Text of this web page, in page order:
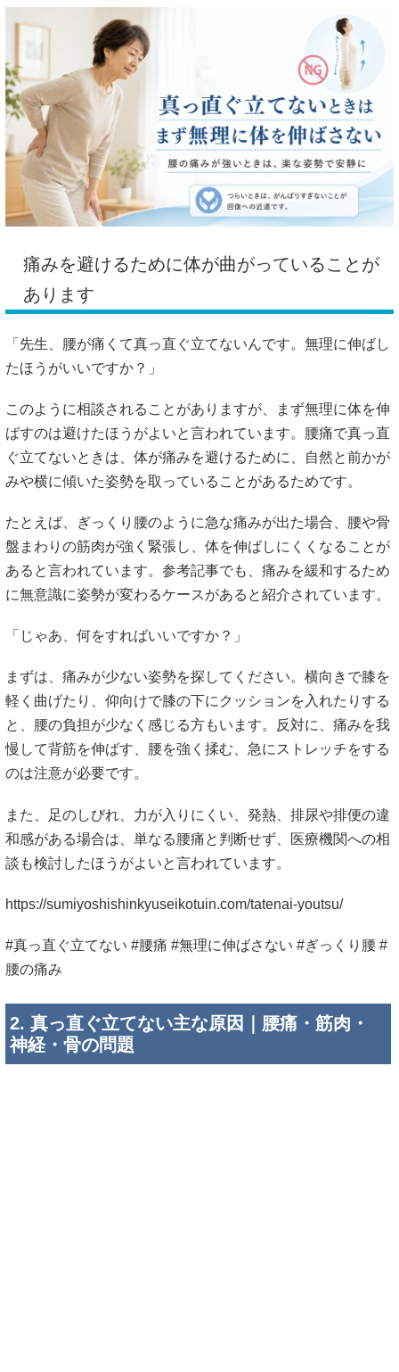
痛みを避けるために体が曲がっていることが
あります
「先生、腰が痛くて真っ直ぐ立てないんです。無理に伸ばし
たほうがいいですか？」
このように相談されることがありますが、まず無理に体を伸
ばすのは避けたほうがよいと言われています。腰痛で真っ直
ぐ立てないときは、体が痛みを避けるために、自然と前かが
みや横に傾いた姿勢を取っていることがあるためです。
たとえば、ぎっくり腰のように急な痛みが出た場合、腰や骨
盤まわりの筋肉が強く緊張し、体を伸ばしにくくなることが
あると言われています。参考記事でも、痛みを緩和するため
に無意識に姿勢が変わるケースがあると紹介されています。
「じゃあ、何をすればいいですか？」
まずは、痛みが少ない姿勢を探してください。横向きで膝を
軽く曲げたり、仰向けで膝の下にクッションを入れたりする
と、腰の負担が少なく感じる方もいます。反対に、痛みを我
慢して背筋を伸ばす、腰を強く揉む、急にストレッチをする
のは注意が必要です。
また、足のしびれ、力が入りにくい、発熱、排尿や排便の違
和感がある場合は、単なる腰痛と判断せず、医療機関への相
談も検討したほうがよいと言われています。
https://sumiyoshishinkyuseikotuin.com/tatenai-youtsu/
#真っ直ぐ立てない #腰痛 #無理に伸ばさない #ぎっくり腰 #
腰の痛み
2. 真っ直ぐ立てない主な原因｜腰痛・筋肉・
神経・骨の問題